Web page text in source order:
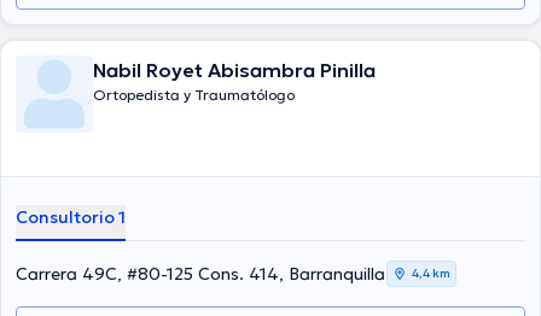
Nabil Royet Abisambra Pinilla
Ortopedista y Traumatólogo
Consultorio 1
Carrera 49C, #80-125 Cons. 414, Barranquilla 4,4 km